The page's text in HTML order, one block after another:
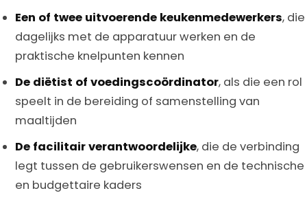
Een of twee uitvoerende keukenmedewerkers, die
dagelijks met de apparatuur werken en de
praktische knelpunten kennen
De diëtist of voedingscoördinator, als die een rol
speelt in de bereiding of samenstelling van
maaltijden
De facilitair verantwoordelijke, die de verbinding
legt tussen de gebruikerswensen en de technische
en budgettaire kaders